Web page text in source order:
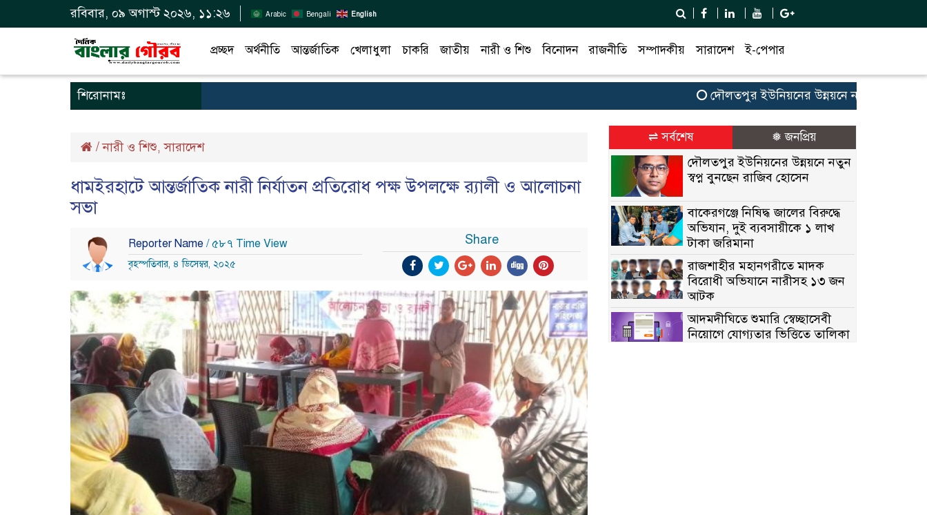
রবিবার, ০৯ অগাস্ট ২০২৬, ১১:২৬ Arabic Bengali English
প্রচ্ছদ অর্থনীতি আন্তর্জাতিক খেলাধুলা চাকরি জাতীয় নারী ও শিশু বিনোদন রাজনীতি সম্পাদকীয় সারাদেশ ই-পেপার
শিরোনামঃ দৌলতপুর ইউনিয়নের উন্নয়নে নতুন স্বপ্ন বুনছেন
/নারী ও শিশু,সারাদেশ
ধামইরহাটে আন্তর্জাতিক নারী নির্যাতন প্রতিরোধ পক্ষ উপলক্ষে র‌্যালী ও আলোচনা
সভা
Reporter Name / ৫৮৭ Time View
বৃহস্পতিবার, ৪ ডিসেম্বর, ২০২৫
Share
⇌ সর্বশেষ ❅ জনপ্রিয়
দৌলতপুর ইউনিয়নের উন্নয়নে নতুন
স্বপ্ন বুনছেন রাজিব হোসেন
বাকেরগঞ্জে নিষিদ্ধ জালের বিরুদ্ধে
অভিযান, দুই ব্যবসায়ীকে ১ লাখ
টাকা জরিমানা
রাজশাহীর মহানগরীতে মাদক
বিরোধী অভিযানে নারীসহ ১৩ জন
আটক
আদমদীঘিতে শুমারি স্বেচ্ছাসেবী
নিয়োগে যোগ্যতার ভিত্তিতে তালিকা